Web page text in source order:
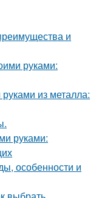
и
руками:
из металла:
руками:
особенности и